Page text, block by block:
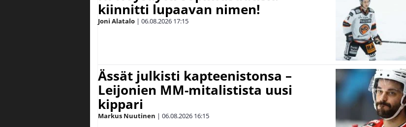
kiinnitti lupaavan nimen!
Joni Alatalo | 06.08.2026 17:15
Ässät julkisti kapteenistonsa –
Leijonien MM-mitalistista uusi
kippari
Markus Nuutinen | 06.08.2026 16:15